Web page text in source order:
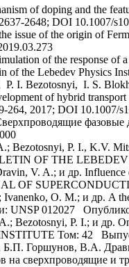
of doping and the
2648; DOI 10.1007/
issue of the origin of
of the response
of the Lebedev Physics
P. I. Bezotosnyi, I. S.
of hybrid
264, 2017; DOI 10.1007/
фазовые
Bezotosnyi, P. I., K.V.
OF THE
V. A.; и др. Influence
OF
O. M.; и др. A
UNSP 012027
Bezotosnyi, P. I.; и др.
Том: 42
Горшунов, В.А.
на сверхпроводящие и